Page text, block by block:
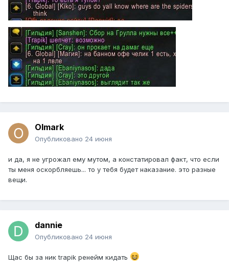
Olmark
Опубликовано 24 июня
и да, я не угрожал ему мутом, а констатировал факт, что если
ты меня оскорбляешь... то у тебя будет наказание. это разные
вещи.
dannie
Опубликовано 24 июня
Щас бы за ник trapik ренейм кидать